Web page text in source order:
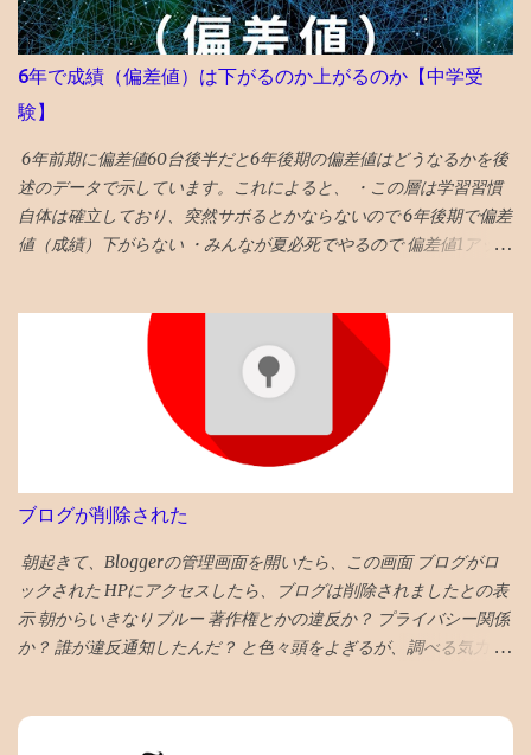
6年で成績（偏差値）は下がるのか上がるのか【中学受
験】
6年前期に偏差値60台後半だと6年後期の偏差値はどうなるかを後
述のデータで示しています。これによると、 ・この層は学習習慣
自体は確立しており、突然サボるとかならないので 6年後期で偏差
値（成績）下がらない ・みんなが夏必死でやるので 偏差値1アップ
試は難化するので頭打ちだった層が高偏差値出しやすくなるとい
うのも定説なので、前期67と68の差は大きいかも タイトルへの回
答としては、「偏差値１上がる」です。 ◆6年前期平均偏差値が
68以上だった者の後期平均偏差値 73→74 72→73 71→73 70→73
70→70 69→72 69→70 68→72 68→72 68→70 68→69 68→69 ◆6
年前期平均偏差値67の人の6年後期の平均偏差値の実例 67→70
67→69 67→68 67→68 67→68 67→68 67→67 67→67 67→67
67→67 67→67 昔塾から得た無作為抽出データです。例年こんな感
じかと 「 4年夏入塾偏差値42から1年間で成績どうなるか」 へ
ブログが削除された
朝起きて、Bloggerの管理画面を開いたら、この画面 ブログがロ
ックされた HPにアクセスしたら、ブログは削除されましたとの表
示 朝からいきなりブルー 著作権とかの違反か？ プライバシー関係
か？ 誰が違反通知したんだ？ と色々頭をよぎるが、調べる気力が
た写真に何か埋め込まれていたのか、htmlコードを貼り付けたの